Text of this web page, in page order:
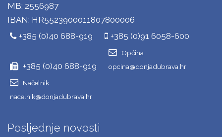
MB: 2556987
IBAN: HR5523900011807800006
+385 (0)40 688-919
+385 (0)91 6058-600
+385 (0)40 688-919
Općina
opcina@donjadubrava.hr
Načelnik
nacelnik@donjadubrava.hr
Posljednje novosti